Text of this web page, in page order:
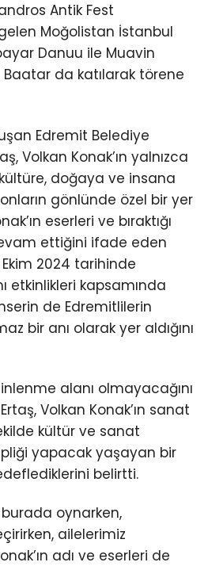
Antik Fest
Moğolistan İstanbul
Danuu ile Muavin
da katılarak törene
Edremit Belediye
Volkan Konak’ın yalnızca
doğaya ve insana
gönlünde özel bir yer
eserleri ve bıraktığı
ettiğini ifade eden
Ekim 2024 tarihinde
etkinlikleri kapsamında
de Edremitlilerin
bir anı olarak yer aldığını
alanı olmayacağını
Volkan Konak’ın sanat
kültür ve sanat
yapacak yaşayan bir
belirtti.
burada oynarken,
ailelerimiz
adı ve eserleri de